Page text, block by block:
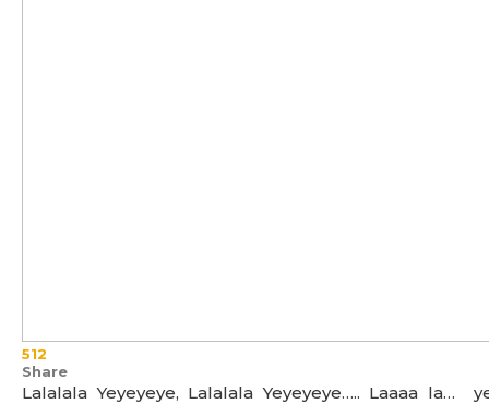
512
Share
Lalalala Yeyeyeye, Lalalala Yeyeyeye….. Laaaa la…